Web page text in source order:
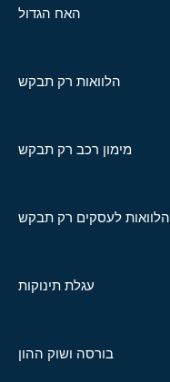
האח הגדול
הלוואות רק תבקש
מימון רכב רק תבקש
הלוואות לעסקים רק תבקש
עגלת תינוקות
בורסה ושוק ההון